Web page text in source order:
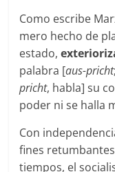
Como escribe
mero hecho de
estado,
palabra [aus-pricht
pricht, habla] su
poder ni se halla
Con
fines
tiempos, el